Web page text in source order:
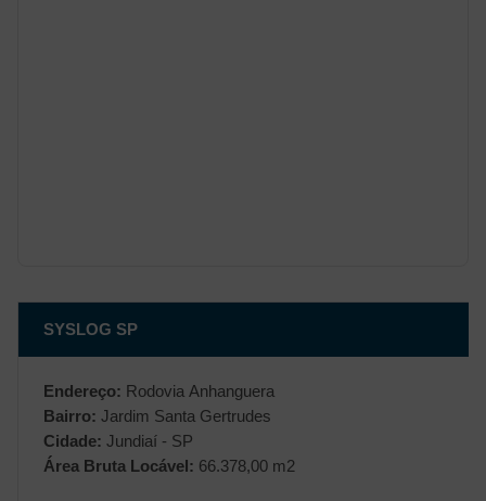
SYSLOG SP
Endereço: Rodovia Anhanguera
Bairro: Jardim Santa Gertrudes
Cidade: Jundiaí - SP
Área Bruta Locável: 66.378,00 m2